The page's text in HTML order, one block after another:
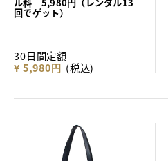
回でゲット）
30日間定額
¥ 5,980円 (税込)